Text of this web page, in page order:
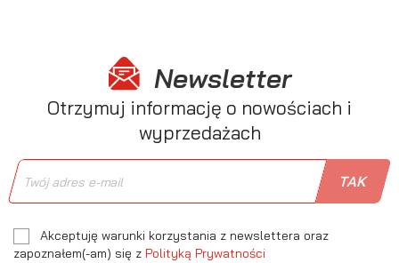
Newsletter
Otrzymuj informację o nowościach i
wyprzedażach
Akceptuję warunki korzystania z newslettera oraz
zapoznałem(-am) się z Polityką Prywatności